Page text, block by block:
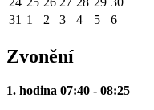
31 1 2 3 4 5 6
Zvonění
1. hodina 07:40 - 08:25